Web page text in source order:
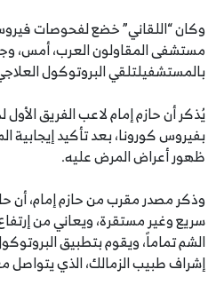
وكان “اللقاني” خضع لفحوصات
مستشفى المقاولون العرب، أمس،
بالمستشفيلتلقي البروتوكول
يُذكر أن حازم إمام لاعب الفريق
بفيروس كورونا، بعد تأكيد إيجابية
ظهور أعراض المرض عليه.
وذكر مصدر مقرب من حازم إمام، أن
سريع وغير مستقرة، ويعاني من
الشم تماماً، ويقوم بتطبيق
إشراف طبيب الزمالك، الذي يتواصل